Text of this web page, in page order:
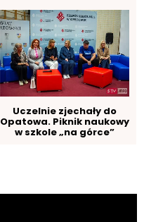
Uczelnie zjechały do
Opatowa. Piknik naukowy
w szkole „na górce”